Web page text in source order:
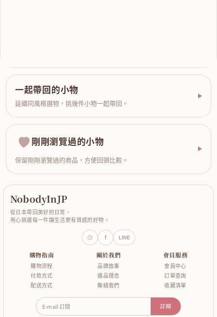
一起帶回的小物
延續同風格選物，挑幾件小物一起帶回。
剛剛瀏覽過的小物
保留剛剛瀏覽過的商品，方便回頭比較。
NobodyInJP
從日本帶回美好的日常，
用心挑選每一件讓生活更有質感的好物。
◎ f LINE
購物指南
購物流程
付款方式
配送方式
關於我們
品牌故事
選品理念
聯絡我們
會員服務
會員中心
訂單查詢
收藏清單
E-mail 訂閱 訂閱